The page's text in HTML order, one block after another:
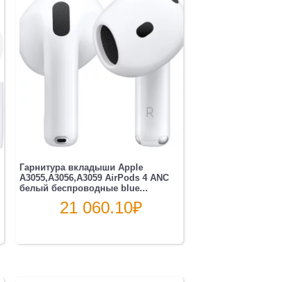
Гарнитура вкладыши Apple
A3055,A3056,A3059 AirPods 4 ANC
белый беспроводные blue...
21 060.10₽